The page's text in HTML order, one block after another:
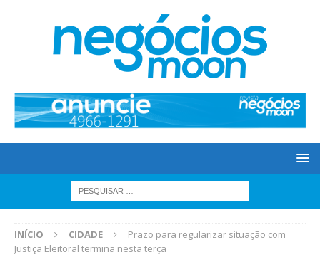
INÍCIO CIDADE
Prazo para regularizar situação com
Justiça Eleitoral termina nesta terça